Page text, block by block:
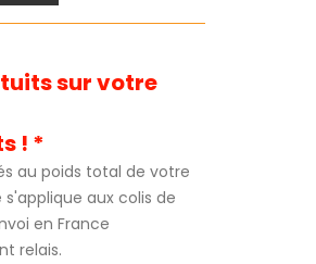
sur votre
! *
au poids total de votre
aux colis de
en France
relais.